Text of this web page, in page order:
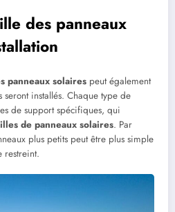
des panneaux
panneaux solaires peut également
installés. Chaque type de
de support spécifiques, qui
de panneaux solaires. Par
plus petits peut être plus simple
restreint.